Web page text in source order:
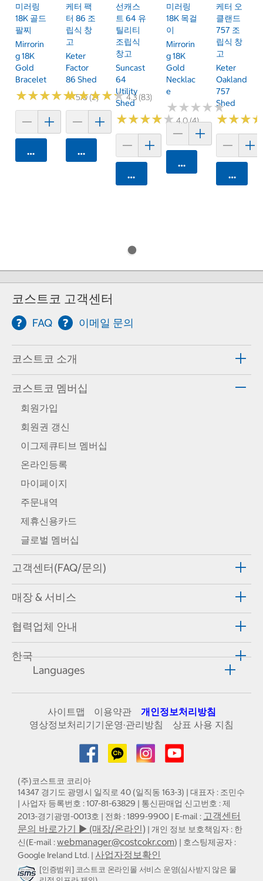
미러링
18K 골드
팔찌
Mirrorin
G 18K
Gold
Bracelet
★★★★★
★★★★★5.0 (2)
카트에 담기
케터 팩
터 86 조
립식 창
고
Keter
Factor
86 Shed
★★★★★
★★★★★4.3 (83)
카트에 담기
선캐스
트 64 유
틸리티
조립식
창고
Suncast
64
Utility
Shed
★★★★★
★★★★★4.0 (4)
카트에 담기
미러링
18K 목걸
이
Mirrorin
G 18K
Gold
Necklac
E
★★★★★
★★★★★
카트에 담기
케터 오
클랜드
757 조
립식 창
고
Keter
Oakland
757
Shed
★★★
★★★
카트에
코스트코 고객센터
FAQ 이메일 문의
코스트코 소개
코스트코 멤버십
회원가입
회원권 갱신
이그제큐티브 멤버십
온라인등록
마이페이지
주문내역
제휴신용카드
글로벌 멤버십
고객센터(FAQ/문의)
매장 & 서비스
협력업체 안내
한국
Languages
사이트맵 이용약관
개인정보처리방침
영상정보처리기기운영·관리방침
상표 사용 지침
(주)코스트코 코리아
14347 경기도 광명시 일직로 40 (일직동 163-3) | 대표자 : 조민수
| 사업자 등록번호 : 107-81-63829 | 통신판매업 신고번호 : 제
2013-경기광명-0013호 | 전화 : 1899-9900 | E-mail : 고객센터
문의 바로가기 ▶ (매장/온라인) | 개인 정보 보호책임자 : 한
신(E-mail :webmanager@costcokr.com) | 호스팅제공자 :
Google Ireland Ltd. | 사업자정보확인
[인증범위] 코스트코 온라인몰 서비스 운영(심사받지 않은 물